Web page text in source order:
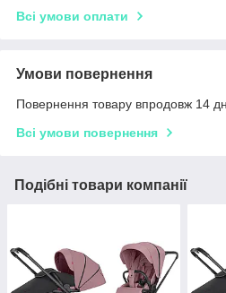
Всі умови оплати
Умови повернення
Повернення товару впродовж 14
Всі умови повернення
Подібні товари компанії